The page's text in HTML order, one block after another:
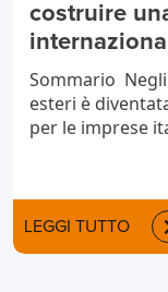
costruire
Sommario
esteri è
per le imprese
LEGGI TUTTO